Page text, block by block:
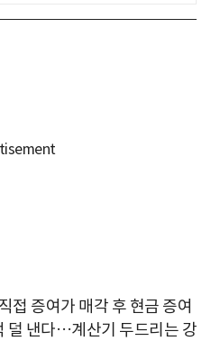
접 증여가 매각 후 현금 증여
덜 낸다…계산기 두드리는 강